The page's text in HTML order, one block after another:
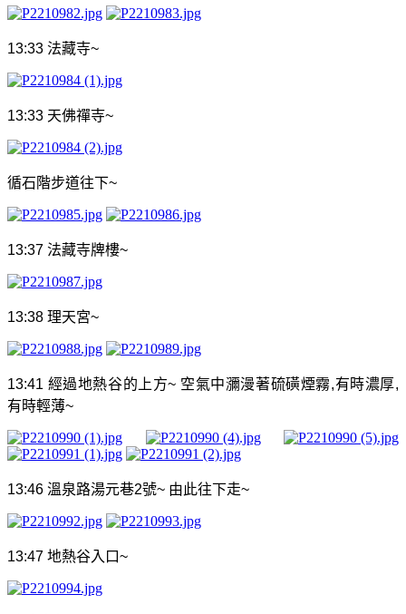
13:33 法藏寺~
13:33 天佛禪寺~
循石階步道往下~
13:37 法藏寺牌樓~
13:38 理天宮~
13:41 經過地熱谷的上方~ 空氣中瀰漫著硫磺煙霧,有時濃厚,
有時輕薄~
13:46 溫泉路湯元巷2號~ 由此往下走~
13:47 地熱谷入口~